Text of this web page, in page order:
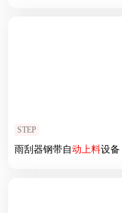
STEP
雨刮器钢带自动上料设备